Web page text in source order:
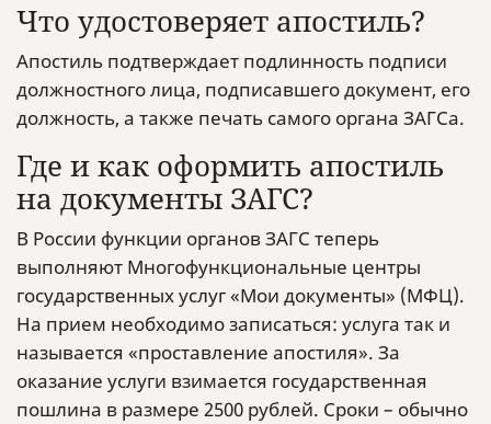
Что удостоверяет апостиль?
Апостиль подтверждает подлинность подписи
должностного лица, подписавшего документ, его
должность, а также печать самого органа ЗАГСа.
Где и как оформить апостиль
на документы ЗАГС?
В России функции органов ЗАГС теперь
выполняют Многофункциональные центры
государственных услуг «Мои документы» (МФЦ).
На прием необходимо записаться: услуга так и
называется «проставление апостиля». За
оказание услуги взимается государственная
пошлина в размере 2500 рублей. Сроки – обычно